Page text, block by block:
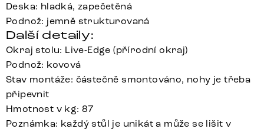
Deska: hladká, zapečetěná
Podnož: jemně strukturovaná
Další detaily:
Okraj stolu: Live-Edge (přírodní okraj)
Podnož: kovová
Stav montáže: částečně smontováno, nohy je třeba
připevnit
Hmotnost v kg: 87
Poznámka: každý stůl je unikát a může se lišit v